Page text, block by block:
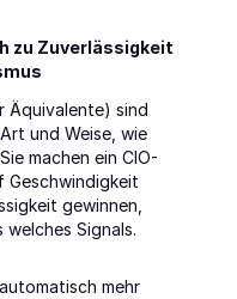
zu Zuverlässigkeit
Äquivalente) sind
und Weise, wie
machen ein CIO-
Geschwindigkeit
gewinnen,
Signals.
mehr